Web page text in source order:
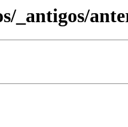
_antigos/